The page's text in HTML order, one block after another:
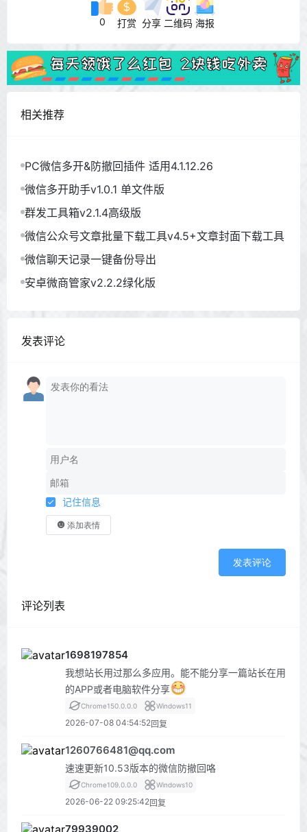
0 打赏 分享 二维码 海报
相关推荐
PC微信多开&防撤回插件 适用4.1.12.26
微信多开助手v1.0.1 单文件版
群发工具箱v2.1.4高级版
微信公众号文章批量下载工具v4.5+文章封面下载工具
微信聊天记录一键备份导出
安卓微商管家v2.2.2绿化版
发表评论
记住信息
添加表情
发表评论
评论列表
1698197854
我想站长用过那么多应用。能不能分享一篇站长在用
的APP或者电脑软件分享
Chrome150.0.0.0 Windows11
2026-07-08 04:54:52回复
1260766481@qq.com
速速更新10.53版本的微信防撤回咯
Chrome109.0.0.0 Windows10
2026-06-22 09:25:42回复
79939002